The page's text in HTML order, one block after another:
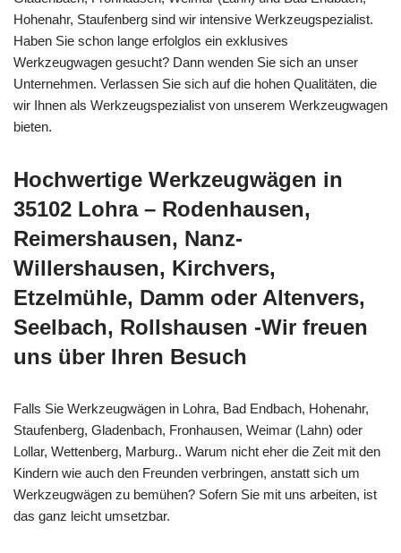
Hohenahr, Staufenberg sind wir intensive Werkzeugspezialist.
Haben Sie schon lange erfolglos ein exklusives
Werkzeugwagen gesucht? Dann wenden Sie sich an unser
Unternehmen. Verlassen Sie sich auf die hohen Qualitäten, die
wir Ihnen als Werkzeugspezialist von unserem Werkzeugwagen
bieten.
Hochwertige Werkzeugwägen in
35102 Lohra – Rodenhausen,
Reimershausen, Nanz-
Willershausen, Kirchvers,
Etzelmühle, Damm oder Altenvers,
Seelbach, Rollshausen -Wir freuen
uns über Ihren Besuch
Falls Sie Werkzeugwägen in Lohra, Bad Endbach, Hohenahr,
Staufenberg, Gladenbach, Fronhausen, Weimar (Lahn) oder
Lollar, Wettenberg, Marburg.. Warum nicht eher die Zeit mit den
Kindern wie auch den Freunden verbringen, anstatt sich um
Werkzeugwägen zu bemühen? Sofern Sie mit uns arbeiten, ist
das ganz leicht umsetzbar.